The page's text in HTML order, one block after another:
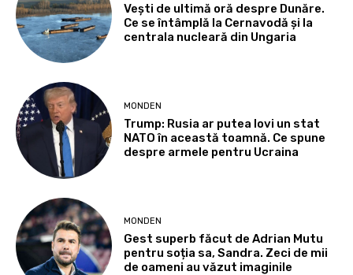
Vești de ultimă oră despre Dunăre.
Ce se întâmplă la Cernavodă și la
centrala nucleară din Ungaria
MONDEN
Trump: Rusia ar putea lovi un stat
NATO în această toamnă. Ce spune
despre armele pentru Ucraina
MONDEN
Gest superb făcut de Adrian Mutu
pentru soția sa, Sandra. Zeci de mii
de oameni au văzut imaginile